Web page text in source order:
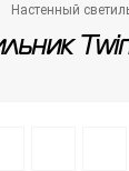
Настенный